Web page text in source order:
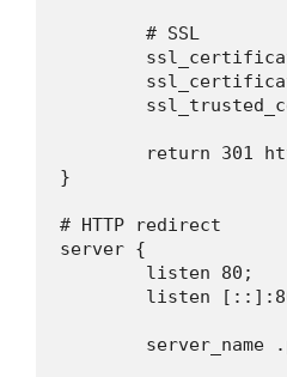
        # SSL
return 301
}
# HTTP redirect
server {
        listen 80;
listen
server_name